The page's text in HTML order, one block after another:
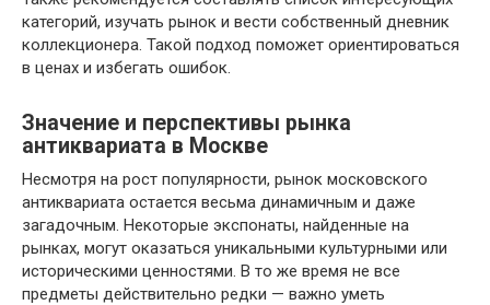
категорий, изучать рынок и вести собственный дневник
коллекционера. Такой подход поможет ориентироваться
в ценах и избегать ошибок.
Значение и перспективы рынка
антиквариата в Москве
Несмотря на рост популярности, рынок московского
антиквариата остается весьма динамичным и даже
загадочным. Некоторые экспонаты, найденные на
рынках, могут оказаться уникальными культурными или
историческими ценностями. В то же время не все
предметы действительно редки — важно уметь